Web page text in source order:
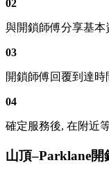
02
與開鎖師傅分享基
03
開鎖師傅回覆到達
04
確定服務後, 在附近
山頂–Parklane開